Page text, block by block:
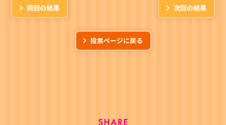
前回の結果 次回の結果
投票ページに戻る